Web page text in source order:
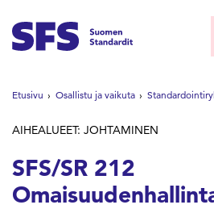
Etsi sivuilta
Hae hakutermillä
Etusivu Osallistu ja vaikuta
AIHEALUEET: JOHTAMINEN
SFS/SR 212